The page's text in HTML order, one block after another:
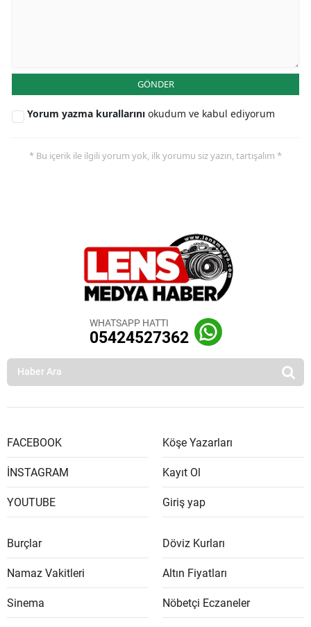
GÖNDER
Yorum yazma kurallarını okudum ve kabul ediyorum
* Bu içerik ile ilgili yorum yok, ilk yorumu siz yazın, tartışalım *
WHATSAPP HATTI
05424527362
FACEBOOK
İNSTAGRAM
YOUTUBE
Köşe Yazarları
Kayıt Ol
Giriş yap
Burçlar
Namaz Vakitleri
Sinema
Döviz Kurları
Altın Fiyatları
Nöbetçi Eczaneler